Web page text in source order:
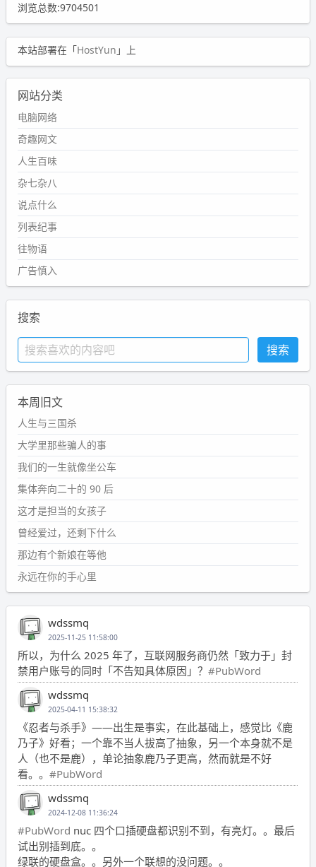
浏览总数:9704501
本站部署在「HostYun 」上
网站分类
电脑网络
奇趣网文
人生百味
杂七杂八
说点什么
列表纪事
往物语
广告慎入
搜索
本周旧文
人生与三国杀
大学里那些骗人的事
我们的一生就像坐公车
集体奔向二十的 90 后
这才是担当的女孩子
曾经爱过，还剩下什么
那边有个新娘在等他
永远在你的手心里
wdssmq
2025-11-25 11:58:00
所以，为什么 2025 年了，互联网服务商仍然「致力于」封
禁用户账号的同时「不告知具体原因」？ #PubWord
wdssmq
2025-04-11 15:38:32
《忍者与杀手》——出生是事实，在此基础上，感觉比《鹿
乃子》好看；一个靠不当人拔高了抽象，另一个本身就不是
人（也不是鹿），单论抽象鹿乃子更高，然而就是不好
看。。 #PubWord
wdssmq
2024-12-08 11:36:24
#PubWord nuc 四个口插硬盘都识别不到，有亮灯。。最后
试出别插到底。。
绿联的硬盘盒。。另外一个联想的没问题。。